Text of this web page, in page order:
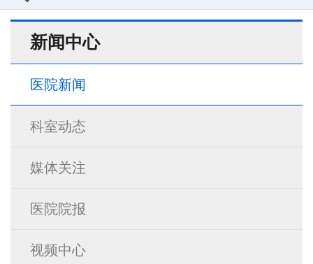
新闻中心
医院新闻
科室动态
媒体关注
医院院报
视频中心